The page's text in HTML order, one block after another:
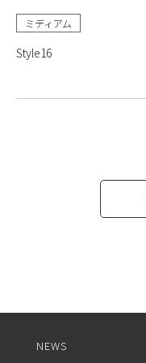
ミディアム
Style16
NEWS